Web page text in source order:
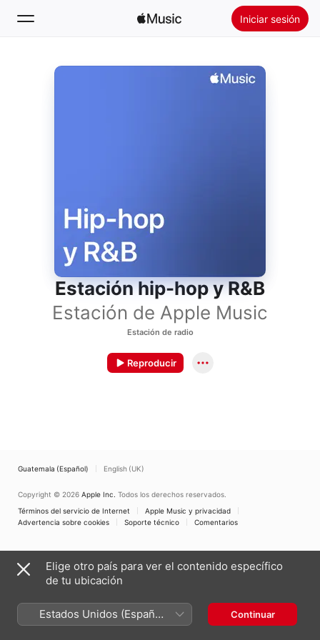
Iniciar sesión
Buscar
Estación hip-hop y R&B
Estación de Apple Music
Estación de radio
Reproducir
Guatemala (Español) English (UK)
Copyright © 2026 Apple Inc. Todos los derechos reservados.
Términos del servicio de Internet
Apple Music y privacidad
Advertencia sobre cookies
Soporte técnico Comentarios
Elige otro país para ver el contenido específico
de tu ubicación
Estados Unidos (Español
México)
Continuar